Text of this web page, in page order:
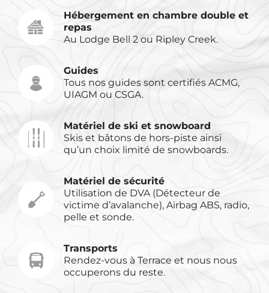
Hébergement en chambre double et
repas
Au Lodge Bell 2 ou Ripley Creek.
Guides
Tous nos guides sont certifiés ACMG,
UIAGM ou CSGA.
Matériel de ski et snowboard
Skis et bâtons de hors-piste ainsi
qu’un choix limité de snowboards.
Matériel de sécurité
Utilisation de DVA (Détecteur de
victime d’avalanche), Airbag ABS, radio,
pelle et sonde.
Transports
Rendez-vous à Terrace et nous nous
occuperons du reste.